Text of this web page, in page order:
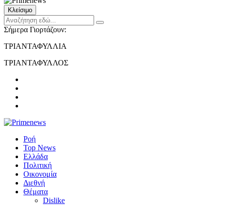
Κλείσιμο
Σήμερα Γιορτάζουν:
ΤΡΙΑΝΤΑΦΥΛΛΙΑ
ΤΡΙΑΝΤΑΦΥΛΛΟΣ
Ροή
Top News
Ελλάδα
Πολιτική
Οικονομία
Διεθνή
Θέματα
Dislike